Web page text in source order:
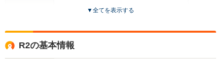
3～5ドア
▼全てを表示する
R2の基本情報